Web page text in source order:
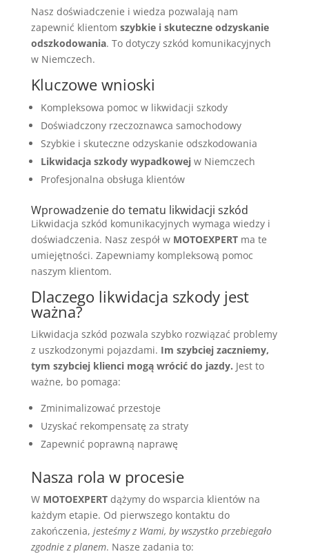
Nasz doświadczenie i wiedza pozwalają nam
zapewnić klientom szybkie i skuteczne odzyskanie
odszkodowania. To dotyczy szkód komunikacyjnych
w Niemczech.
Kluczowe wnioski
Kompleksowa pomoc w likwidacji szkody
Doświadczony rzeczoznawca samochodowy
Szybkie i skuteczne odzyskanie odszkodowania
Likwidacja szkody wypadkowejw Niemczech
Profesjonalna obsługa klientów
Wprowadzenie do tematu likwidacji szkód
Likwidacja szkód komunikacyjnych wymaga wiedzy i
doświadczenia. Nasz zespół w MOTOEXPERTma te
umiejętności. Zapewniamy kompleksową pomoc
naszym klientom.
Dlaczego likwidacja szkody jest
ważna?
Likwidacja szkód pozwala szybko rozwiązać problemy
z uszkodzonymi pojazdami. Im szybciej zaczniemy,
tym szybciej klienci mogą wrócić do jazdy. Jest to
ważne, bo pomaga:
Zminimalizować przestoje
Uzyskać rekompensatę za straty
Zapewnić poprawną naprawę
Nasza rola w procesie
W MOTOEXPERTdążymy do wsparcia klientów na
każdym etapie. Od pierwszego kontaktu do
zakończenia, jesteśmy z Wami, by wszystko przebiegało
zgodnie z planem. Nasze zadania to: